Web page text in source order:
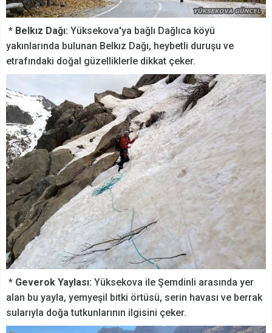
* Belkız Dağı: Yüksekova'ya bağlı Dağlıca köyü
yakınlarında bulunan Belkız Dağı, heybetli duruşu ve
etrafındaki doğal güzelliklerle dikkat çeker.
* Geverok Yaylası: Yüksekova ile Şemdinli arasında yer
alan bu yayla, yemyeşil bitki örtüsü, serin havası ve berrak
sularıyla doğa tutkunlarının ilgisini çeker.